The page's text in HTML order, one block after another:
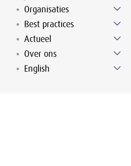
Organisaties
Best practices
Actueel
Over ons
English